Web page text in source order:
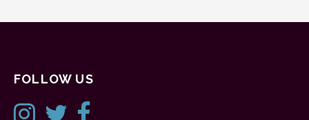
FOLLOW US